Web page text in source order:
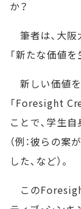
か？
筆者は、大
「新たな価値
新しい価値を
「Foresight
ことで、学生
（例：彼らの
した、など）。
この